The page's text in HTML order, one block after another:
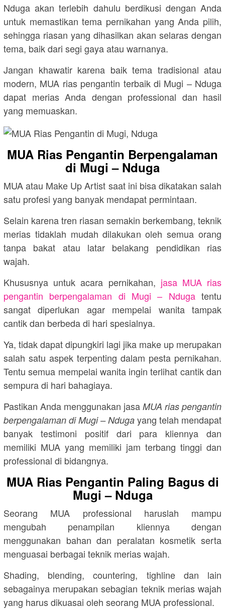
Nduga akan terlebih dahulu berdikusi dengan Anda
untuk memastikan tema pernikahan yang Anda pilih,
sehingga riasan yang dihasilkan akan selaras dengan
tema, baik dari segi gaya atau warnanya.
Jangan khawatir karena baik tema tradisional atau
modern, MUA rias pengantin terbaik di Mugi – Nduga
dapat merias Anda dengan professional dan hasil
yang memuaskan.
MUA Rias Pengantin Berpengalaman
di Mugi – Nduga
MUA atau Make Up Artist saat ini bisa dikatakan salah
satu profesi yang banyak mendapat permintaan.
Selain karena tren riasan semakin berkembang, teknik
merias tidaklah mudah dilakukan oleh semua orang
tanpa bakat atau latar belakang pendidikan rias
wajah.
Khususnya untuk acara pernikahan, jasa MUA rias
pengantin berpengalaman di Mugi – Ndugatentu
sangat diperlukan agar mempelai wanita tampak
cantik dan berbeda di hari spesialnya.
Ya, tidak dapat dipungkiri lagi jika make up merupakan
salah satu aspek terpenting dalam pesta pernikahan.
Tentu semua mempelai wanita ingin terlihat cantik dan
sempura di hari bahagiaya.
Pastikan Anda menggunakan jasa MUA rias pengantin
berpengalaman di Mugi – Nduga yang telah mendapat
banyak testimoni positif dari para kliennya dan
memiliki MUA yang memiliki jam terbang tinggi dan
professional di bidangnya.
MUA Rias Pengantin Paling Bagus di
Mugi – Nduga
Seorang MUA professional haruslah mampu
mengubah penampilan kliennya dengan
menggunakan bahan dan peralatan kosmetik serta
menguasai berbagai teknik merias wajah.
Shading, blending, countering, tighline dan lain
sebagainya merupakan sebagian teknik merias wajah
yang harus dikuasai oleh seorang MUA professional.